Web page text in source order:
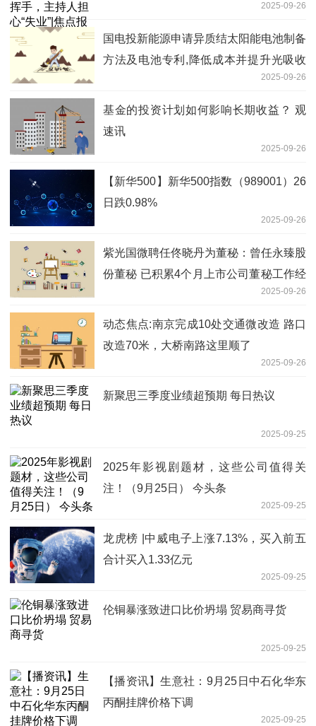
2025-09-26
国电投新能源申请异质结太阳能电池制备
方法及电池专利,降低成本并提升光吸收
2025-09-26
基金的投资计划如何影响长期收益？ 观
速讯
2025-09-26
【新华500】新华500指数（989001）26
日跌0.98%
2025-09-26
紫光国微聘任佟晓丹为董秘：曾任永臻股
份董秘 已积累4个月上市公司董秘工作经
2025-09-26
动态焦点:南京完成10处交通微改造 路口
改造70米，大桥南路这里顺了
2025-09-26
新聚思三季度业绩超预期 每日热议
2025-09-25
2025年影视剧题材，这些公司值得关
注！（9月25日） 今头条
2025-09-25
龙虎榜 |中威电子上涨7.13%，买入前五
合计买入1.33亿元
2025-09-25
伦铜暴涨致进口比价坍塌 贸易商寻货
2025-09-25
【播资讯】生意社：9月25日中石化华东
丙酮挂牌价格下调
2025-09-25